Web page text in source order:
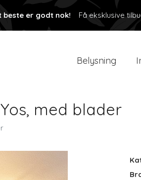
beste er godt nok! Få eksklusive
Belysning
med blader